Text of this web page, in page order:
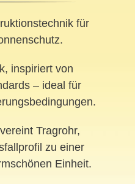
für
inspiriert von
– ideal für
Tragrohr,
zu einer
Einheit.